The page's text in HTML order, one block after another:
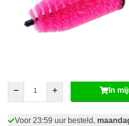
5 stuks
10 stuks
Aantal
In
Voor 23:59 uur besteld,